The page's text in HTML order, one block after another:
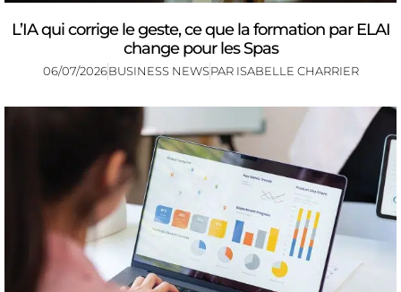
L’IA qui corrige le geste, ce que la formation par ELAI
change pour les Spas
06/07/2026BUSINESS NEWSPAR ISABELLE CHARRIER